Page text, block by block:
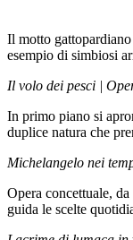
Il motto
esempio di simbiosi
Il volo dei pesci |
In primo piano si
duplice natura che
Michelangelo nei
Opera concettuale,
guida le scelte